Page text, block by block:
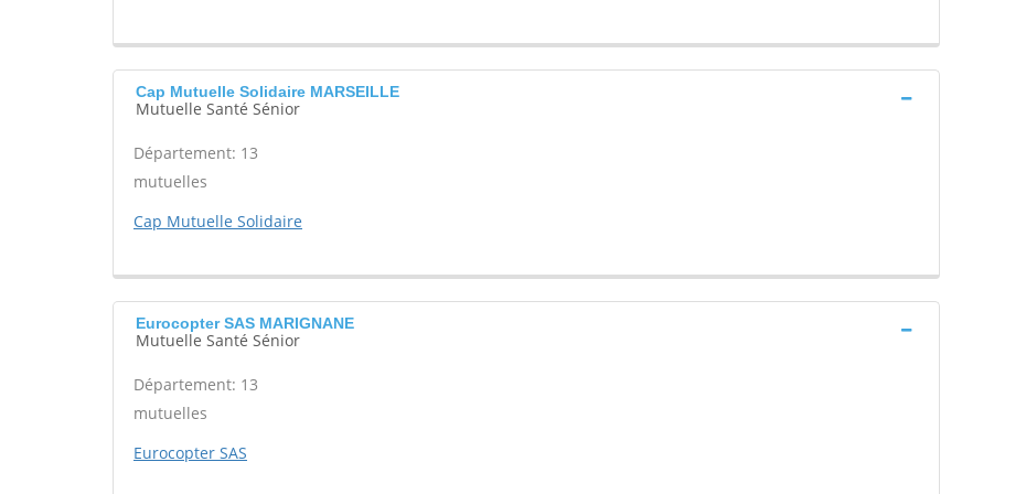
Cap Mutuelle Solidaire MARSEILLE
Mutuelle Santé Sénior
Département: 13
mutuelles
Cap Mutuelle Solidaire
Eurocopter SAS MARIGNANE
Mutuelle Santé Sénior
Département: 13
mutuelles
Eurocopter SAS